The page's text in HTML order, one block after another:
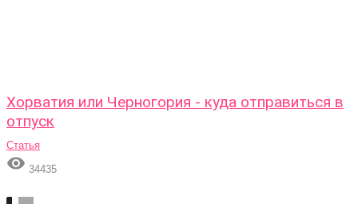
Хорватия или Черногория - куда отправиться в
отпуск
Статья
 34435